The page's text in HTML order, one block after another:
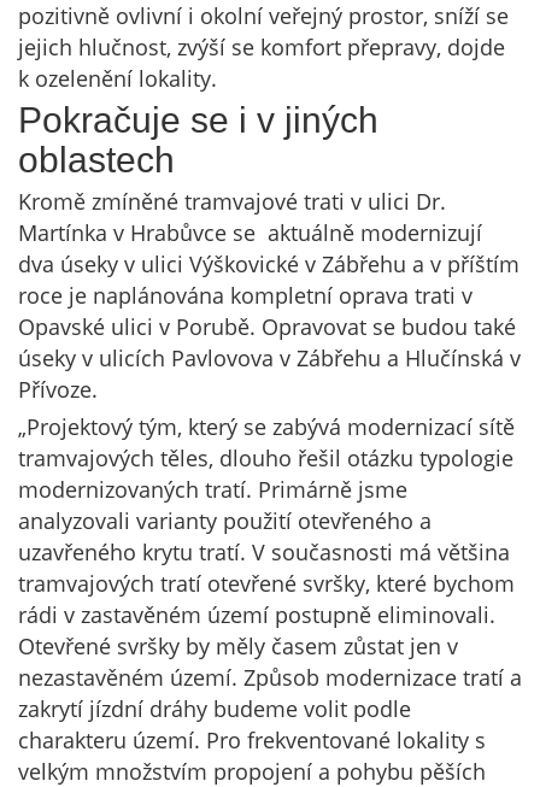
pozitivně ovlivní i okolní veřejný prostor, sníží se
jejich hlučnost, zvýší se komfort přepravy, dojde
k ozelenění lokality.
Pokračuje se i v jiných
oblastech
Kromě zmíněné tramvajové trati v ulici Dr.
Martínka v Hrabůvce se aktuálně modernizují
dva úseky v ulici Výškovické v Zábřehu a v příštím
roce je naplánována kompletní oprava trati v
Opavské ulici v Porubě. Opravovat se budou také
úseky v ulicích Pavlovova v Zábřehu a Hlučínská v
Přívoze.
„Projektový tým, který se zabývá modernizací sítě
tramvajových těles, dlouho řešil otázku typologie
modernizovaných tratí. Primárně jsme
analyzovali varianty použití otevřeného a
uzavřeného krytu tratí. V současnosti má většina
tramvajových tratí otevřené svršky, které bychom
rádi v zastavěném území postupně eliminovali.
Otevřené svršky by měly časem zůstat jen v
nezastavěném území. Způsob modernizace tratí a
zakrytí jízdní dráhy budeme volit podle
charakteru území. Pro frekventované lokality s
velkým množstvím propojení a pohybu pěších